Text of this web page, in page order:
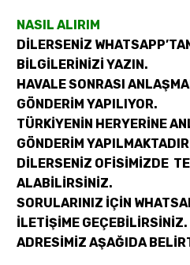
NASIL ALIRIM
DİLERSENİZ
BİLGİLERİNİZİ YAZIN.
HAVALE SONRASI
GÖNDERİM YAPILIYOR.
TÜRKİYENİN HERYERİNE
GÖNDERİM
DİLERSENİZ OFİSİMİZDE
ALABİLİRSİNİZ.
SORULARINIZ İÇİN
İLETİŞİME GEÇEBİLİRSİNİZ.
ADRESİMİZ AŞAĞIDA